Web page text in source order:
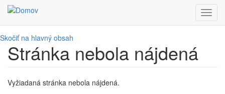
Skočiť na hlavný obsah
Stránka nebola nájdená
Vyžiadaná stránka nebola nájdená.